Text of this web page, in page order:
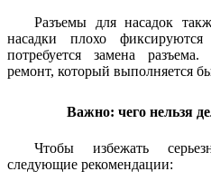
Разъемы для насадок
насадки плохо
потребуется замена
ремонт, который выполняется
Важно: чего нельзя
Чтобы избежать
следующие рекомендации: